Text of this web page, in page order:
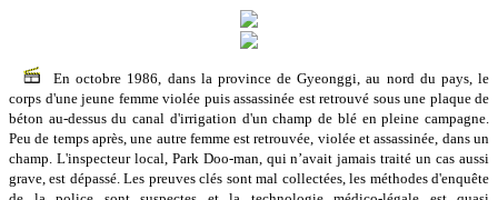
En octobre 1986, dans la province de Gyeonggi, au nord du pays, le
corps d'une jeune femme violée puis assassinée est retrouvé sous une plaque de
béton au-dessus du canal d'irrigation d'un champ de blé en pleine campagne.
Peu de temps après, une autre femme est retrouvée, violée et assassinée, dans un
champ. L'inspecteur local, Park Doo-man, qui n’avait jamais traité un cas aussi
grave, est dépassé. Les preuves clés sont mal collectées, les méthodes d'enquête